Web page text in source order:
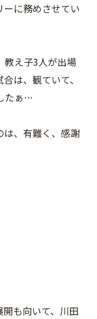
に務めさせてい
教え子3人が出場
は、観ていて、
たぁ…
は、有難く、感謝
も向いて、川田